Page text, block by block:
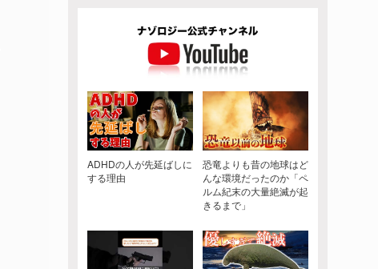
ADHDの人が先延ばしに
する理由
恐竜よりも昔の地球はど
んな環境だったのか「ペ
ルム紀末の大量絶滅が起
きるまで」